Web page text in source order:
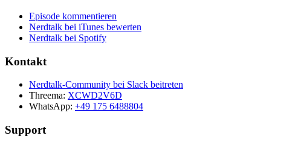
Episode kommentieren
Nerdtalk bei iTunes bewerten
Nerdtalk bei Spotify
Kontakt
Nerdtalk-Community bei Slack beitreten
Threema: XCWD2V6D
WhatsApp: +49 175 6488804
Support